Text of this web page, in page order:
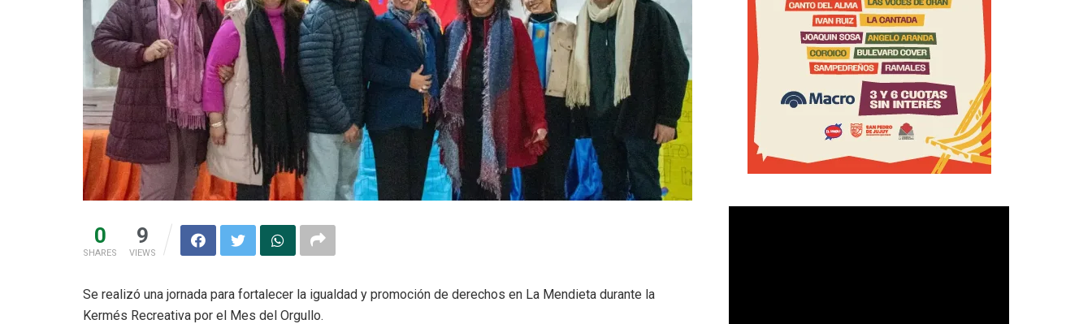
0
SHARES
9
VIEWS
Se realizó una jornada para fortalecer la igualdad y promoción de derechos en La Mendieta durante la
Kermés Recreativa por el Mes del Orgullo.